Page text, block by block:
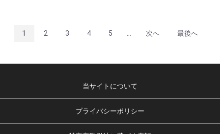
1 2 3 4 5 次へ 最後へ
当サイトについて
プライバシーポリシー